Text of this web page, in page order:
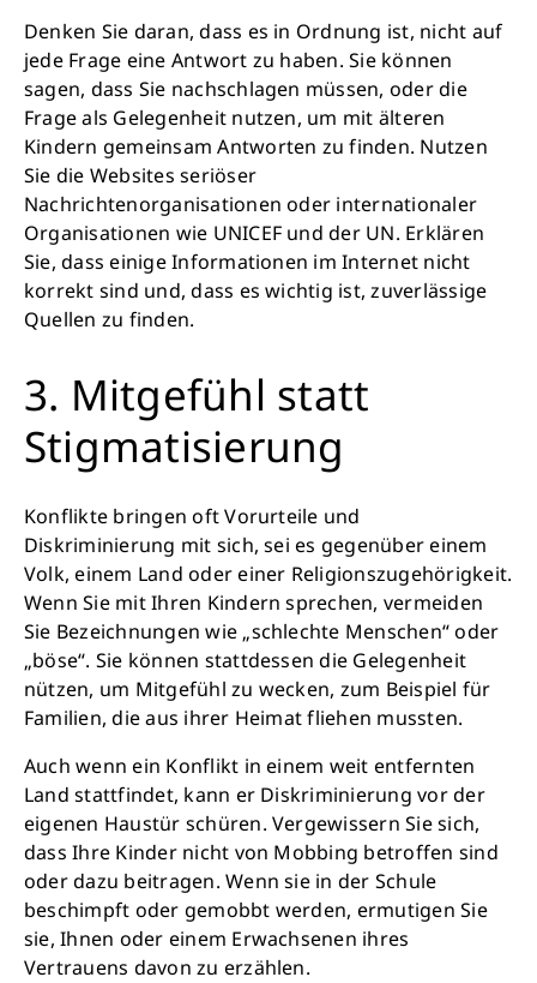
Denken Sie daran, dass es in Ordnung ist, nicht auf
jede Frage eine Antwort zu haben. Sie können
sagen, dass Sie nachschlagen müssen, oder die
Frage als Gelegenheit nutzen, um mit älteren
Kindern gemeinsam Antworten zu finden. Nutzen
Sie die Websites seriöser
Nachrichtenorganisationen oder internationaler
Organisationen wie UNICEF und der UN. Erklären
Sie, dass einige Informationen im Internet nicht
korrekt sind und, dass es wichtig ist, zuverlässige
Quellen zu finden.
3. Mitgefühl statt
Stigmatisierung
Konflikte bringen oft Vorurteile und
Diskriminierung mit sich, sei es gegenüber einem
Volk, einem Land oder einer Religionszugehörigkeit.
Wenn Sie mit Ihren Kindern sprechen, vermeiden
Sie Bezeichnungen wie „schlechte Menschen“ oder
„böse“. Sie können stattdessen die Gelegenheit
nützen, um Mitgefühl zu wecken, zum Beispiel für
Familien, die aus ihrer Heimat fliehen mussten.
Auch wenn ein Konflikt in einem weit entfernten
Land stattfindet, kann er Diskriminierung vor der
eigenen Haustür schüren. Vergewissern Sie sich,
dass Ihre Kinder nicht von Mobbing betroffen sind
oder dazu beitragen. Wenn sie in der Schule
beschimpft oder gemobbt werden, ermutigen Sie
sie, Ihnen oder einem Erwachsenen ihres
Vertrauens davon zu erzählen.
Retten Sie noch heute Leben
Schon 50 Cent am Tag können Großes
bewirken: z.B. monatlich 25.000 Liter
sauberes Trinkwasser zur Verfügung stellen.
Sauberes Trinkwasser bedeutet: weniger
Krankheit, mehr Kindheit, bessere Zukunft.